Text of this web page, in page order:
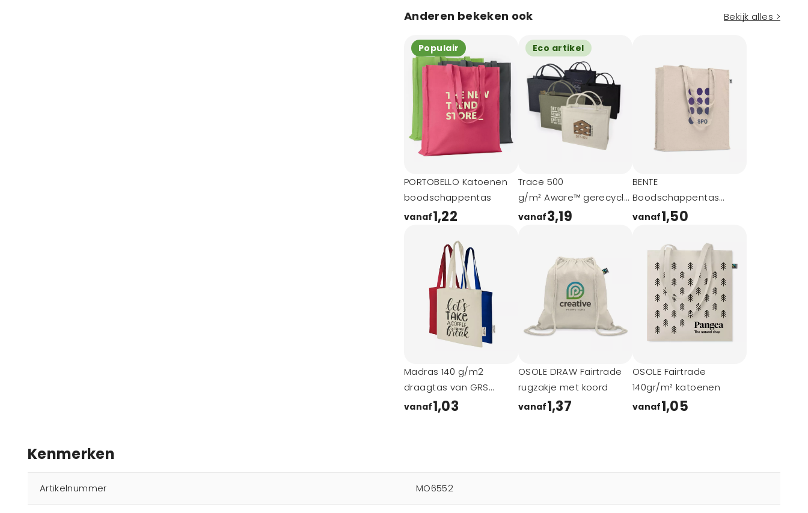
Anderen bekeken ook Bekijk alles >
Populair
PORTOBELLO Katoenen
boodschappentas
vanaf1,22
Eco artikel
Trace 500
g/m² Aware™ gerecyclede
draagtas
vanaf3,19
BENTE
Boodschappentas
organisch katoe
vanaf1,50
Madras 140 g/m2
draagtas van GRS
gerecycled katoen 7 l
vanaf1,03
OSOLE DRAW Fairtrade
rugzakje met koord
vanaf1,37
OSOLE Fairtrade
140gr/m² katoenen
vanaf1,05
Kenmerken
Artikelnummer MO6552